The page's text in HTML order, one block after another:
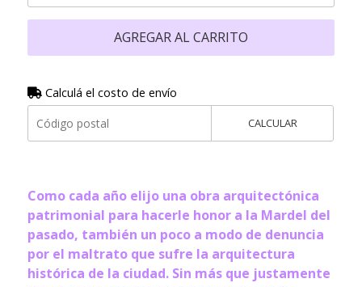
AGREGAR AL CARRITO
Calculá el costo de envío
CALCULAR
Como cada año elijo una obra arquitectónica
patrimonial para hacerle honor a la Mardel del
pasado, también un poco a modo de denuncia
por el maltrato que sufre la arquitectura
histórica de la ciudad. Sin más que justamente